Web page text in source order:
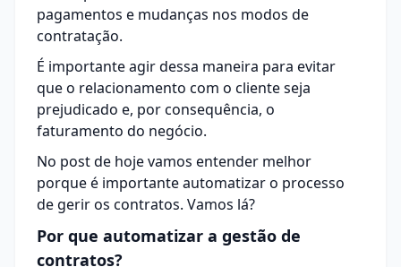
pagamentos e mudanças nos modos de
contratação.
É importante agir dessa maneira para evitar
que o relacionamento com o cliente seja
prejudicado e, por consequência, o
faturamento do negócio.
No post de hoje vamos entender melhor
porque é importante automatizar o processo
de gerir os contratos. Vamos lá?
Por que automatizar a gestão de
contratos?